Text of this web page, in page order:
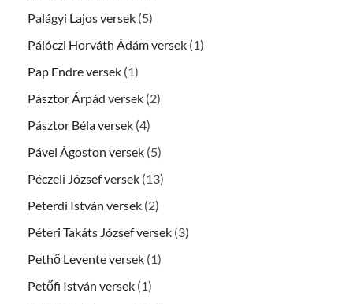
Palágyi Lajos versek (5)
Pálóczi Horváth Ádám versek (1)
Pap Endre versek (1)
Pásztor Árpád versek (2)
Pásztor Béla versek (4)
Pável Ágoston versek (5)
Péczeli József versek (13)
Peterdi István versek (2)
Péteri Takáts József versek (3)
Pethő Levente versek (1)
Petőfi István versek (1)